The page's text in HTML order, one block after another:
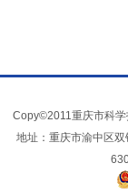
Copy©2011重庆市科
地址：重庆市渝中区